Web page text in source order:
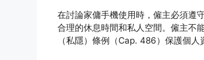
在討論家傭手機使用時，僱主必須遵
合理的休息時間和私人空間。僱主不
（私隱）條例（Cap. 486）保護個